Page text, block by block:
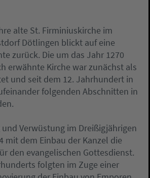
alte St. Firminiuskirche im
Dötlingen blickt auf eine
zurück. Die um das Jahr 1270
erwähnte Kirche war zunächst als
und seit dem 12. Jahrhundert in
folgenden Abschnitten in
Verwüstung im Dreißigjährigen
mit dem Einbau der Kanzel die
den evangelischen Gottesdienst.
folgten im Zuge einer